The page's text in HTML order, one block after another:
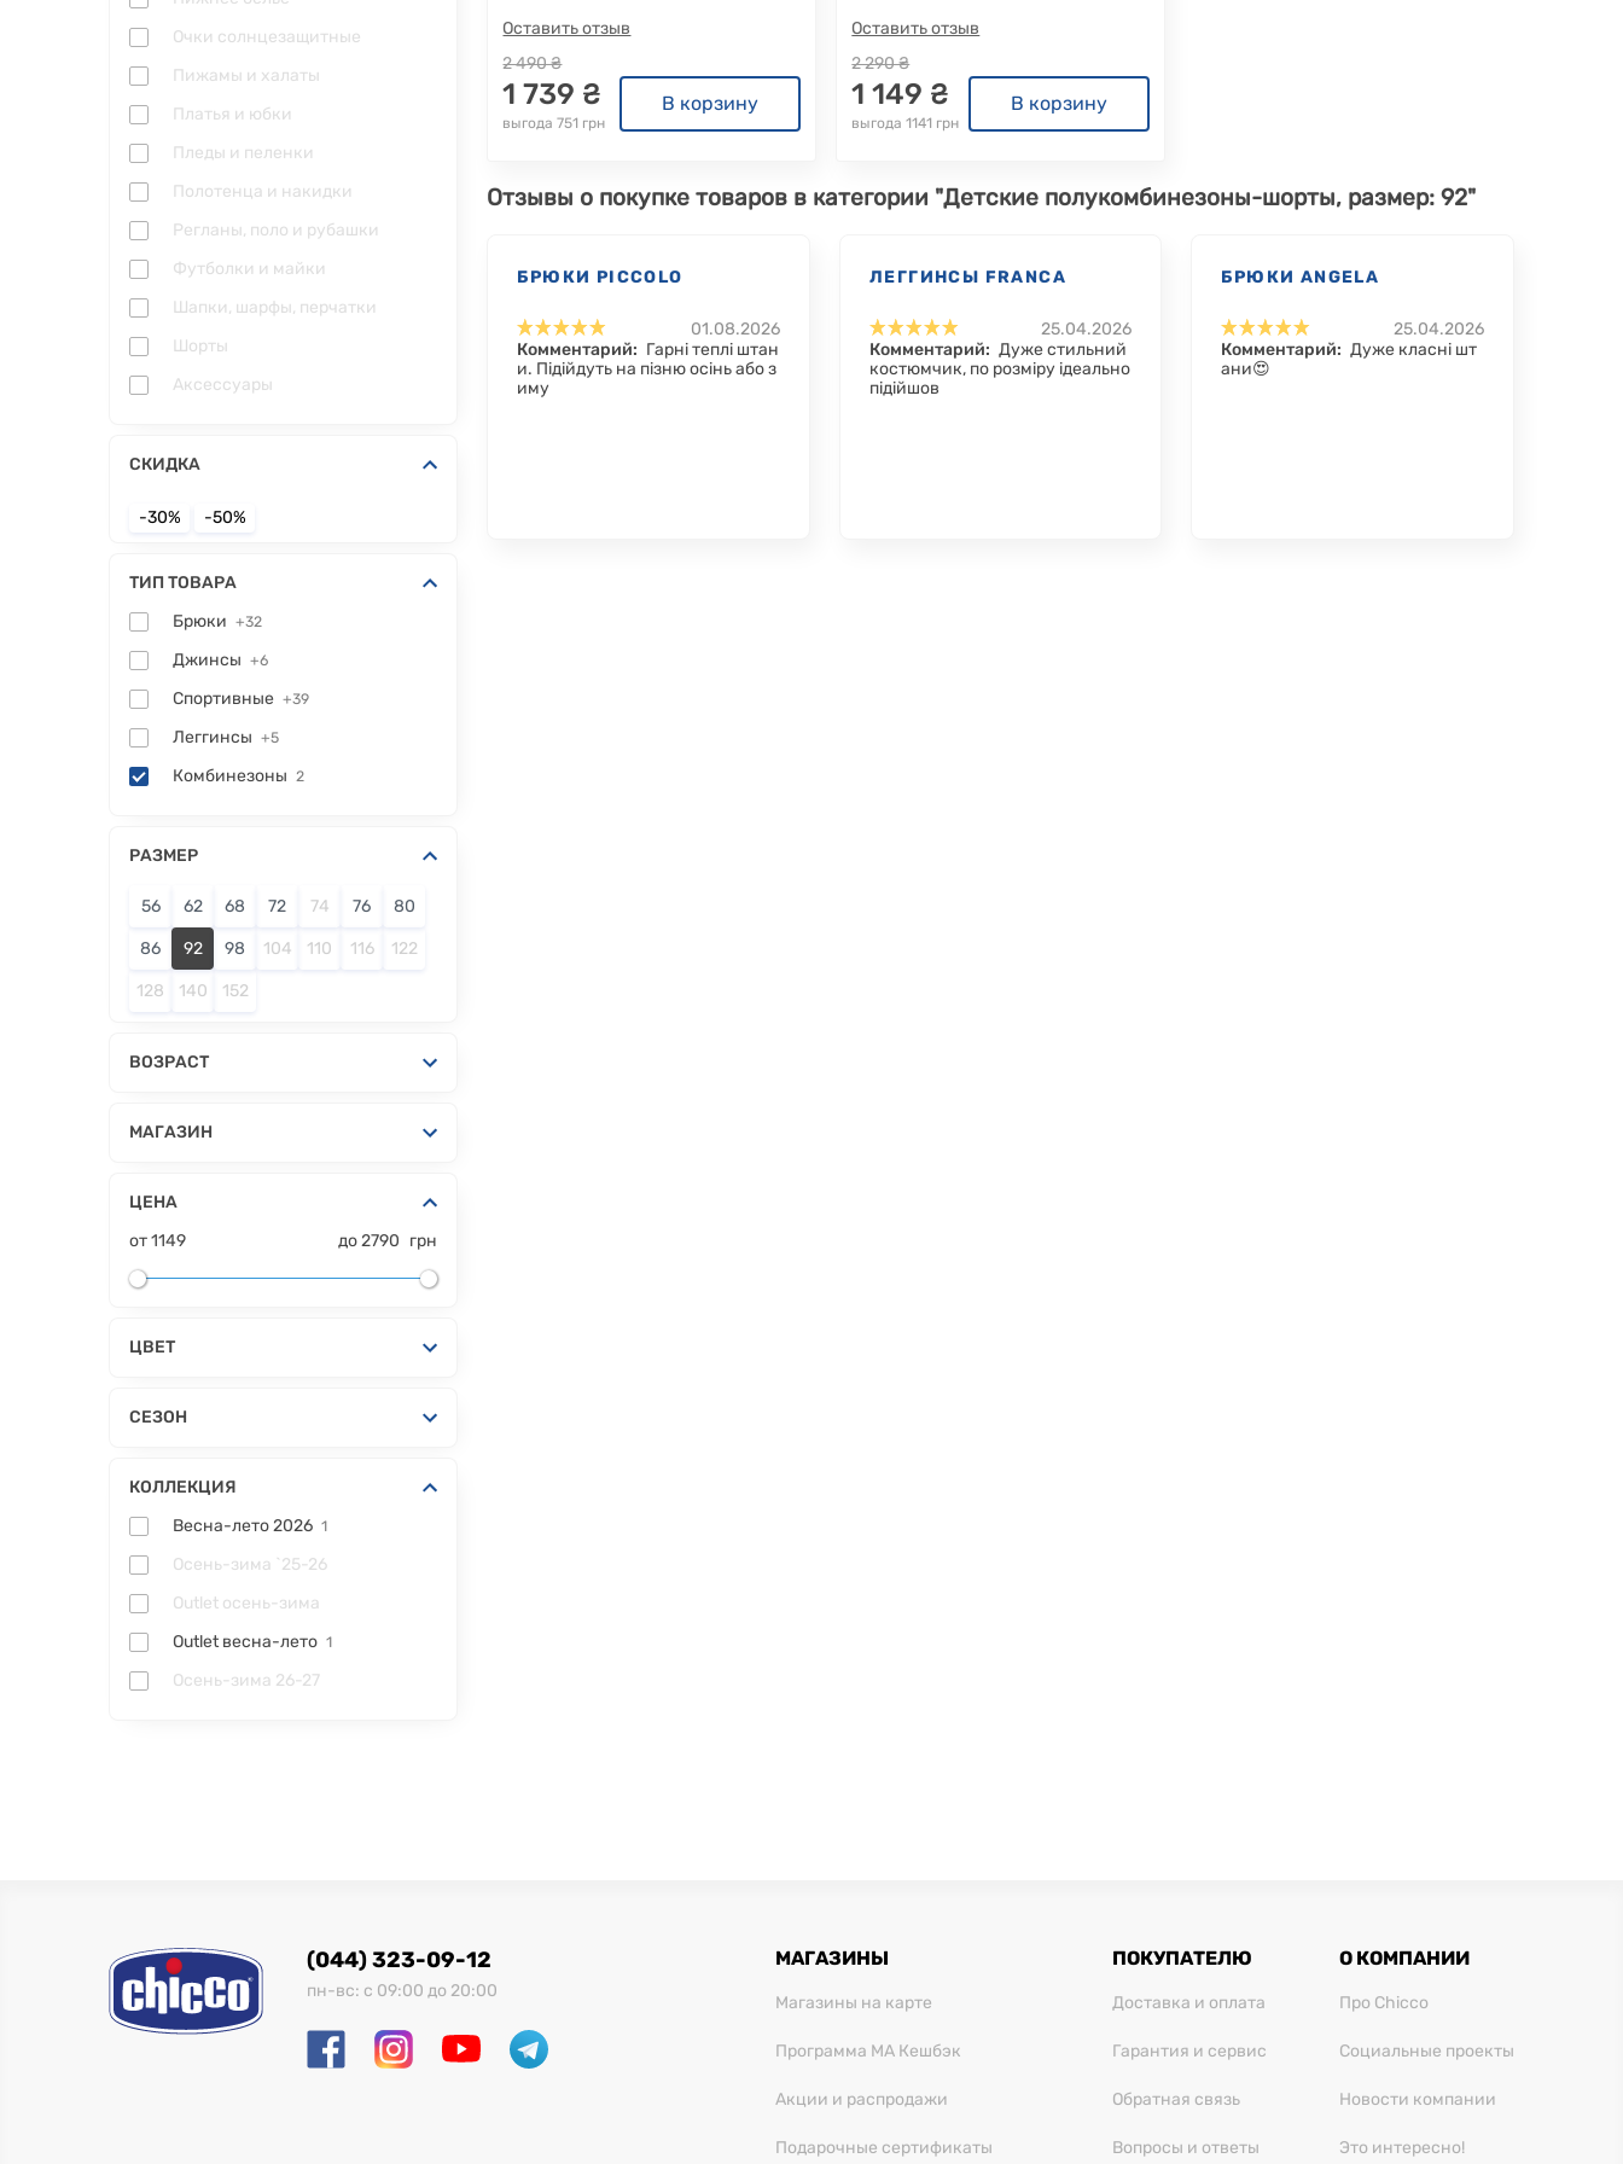
Очки солнцезащитные
Пижамы и халаты
Платья и юбки
Пледы и пеленки
Полотенца и накидки
Регланы, поло и рубашки
Футболки и майки
Шапки, шарфы, перчатки
Шорты
Аксессуары
СКИДКА
-30% -50%
ТИП ТОВАРА
Брюки +32
Джинсы +6
Спортивные +39
Леггинсы +5
Комбинезоны 2
РАЗМЕР
56 62 68 72 74 76 80
86 92 98 104 110 116 122
128 140 152
ВОЗРАСТ
МАГАЗИН
ЦЕНА
от1149 до 2790 грн
ЦВЕТ
СЕЗОН
КОЛЛЕКЦИЯ
Весна-лето 2026 1
Осень-зима `25-26
Outlet осень-зима
Outlet весна-лето 1
Осень-зима 26-27
Оставить отзыв
2 490 ₴
1 739 ₴
выгода 751 грн
В корзину
Оставить отзыв
2 290 ₴
1 149 ₴
выгода 1141 грн
В корзину
Отзывы о покупке товаров в категории "Детские полукомбинезоны-шорты, размер: 92"
БРЮКИ PICCOLO
01.08.2026
Комментарий: Гарні теплі штан
и. Підійдуть на пізню осінь або з
иму
ЛЕГГИНСЫ FRANCA
25.04.2026
Комментарий: Дуже стильний
костюмчик, по розміру ідеально
підійшов
БРЮКИ ANGELA
25.04.2026
Комментарий: Дуже класні шт
ани😍
(044) 323-09-12
пн-вс: с 09:00 до 20:00
МАГАЗИНЫ
Магазины на карте
Программа МА Кешбэк
Акции и распродажи
Подарочные сертификаты
ПОКУПАТЕЛЮ
Доставка и оплата
Гарантия и сервис
Обратная связь
Вопросы и ответы
О КОМПАНИИ
Про Chicco
Социальные проекты
Новости компании
Это интересно!